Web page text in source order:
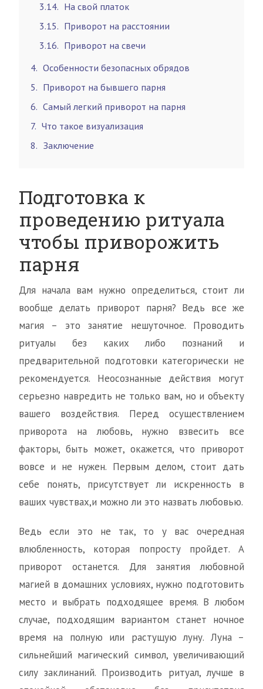
3.14
На свой платок
3.15
Приворот на расстоянии
3.16
Приворот на свечи
4 Особенности безопасных обрядов
5
Приворот на бывшего парня
6
Самый легкий приворот на парня
7 Что такое визуализация
8
Заключение
Подготовка к
проведению ритуала
чтобы приворожить
парня
Для начала вам нужно определиться, стоит ли
вообще делать приворот парня? Ведь все же
магия – это занятие нешуточное. Проводить
ритуалы без каких либо познаний и
предварительной подготовки категорически не
рекомендуется. Неосознанные действия могут
серьезно навредить не только вам, но и объекту
вашего воздействия. Перед осуществлением
приворота на любовь, нужно взвесить все
факторы, быть может, окажется, что приворот
вовсе и не нужен. Первым делом, стоит дать
себе понять, присутствует ли искренность в
ваших чувствах,и можно ли это назвать любовью.
Ведь если это не так, то у вас очередная
влюбленность, которая попросту пройдет. А
приворот останется. Для занятия любовной
магией в домашних условиях, нужно подготовить
место и выбрать подходящее время. В любом
случае, подходящим вариантом станет ночное
время на полную или растущую луну. Луна –
сильнейший магический символ, увеличивающий
силу заклинаний. Производить ритуал, лучше в